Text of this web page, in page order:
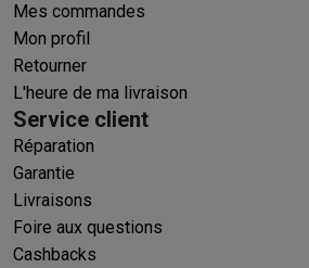
Mes commandes
Mon profil
Retourner
L'heure de ma livraison
Service client
Réparation
Garantie
Livraisons
Foire aux questions
Cashbacks